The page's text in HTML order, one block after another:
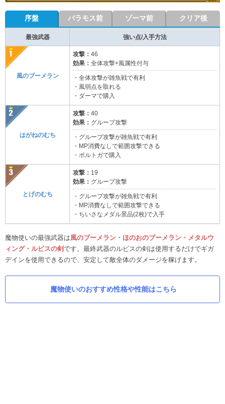
序盤 バラモス前 ゾーマ前 クリア後
最強武器 強い点/入手方法
風のブーメラン
攻撃： 46
効果： 全体攻撃+風属性付与
・全体攻撃が雑魚戦で有利
・風弱点を取れる
・ダーマで購入
はがねのむち
攻撃： 40
効果： グループ攻撃
・グループ攻撃が雑魚戦で有利
・MP消費なしで範囲攻撃できる
・ポルトガで購入
とげのむち
攻撃： 19
効果： グループ攻撃
・グループ攻撃が雑魚戦で有利
・MP消費なしで範囲攻撃できる
・ちいさなメダル景品(2枚)で入手
魔物使いの最強武器は風のブーメラン・ほのおのブーメラン・メタルウ
ィング・ルビスの剣です。最終武器のルビスの剣は使用するだけでギガ
デインを使用できるので、安定して敵全体のダメージを稼げます。
魔物使いのおすすめ性格や性能はこちら